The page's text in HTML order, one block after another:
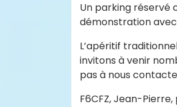
Un parking réservé
démonstration
L’apéritif
invitons à venir
pas à nous
F6CFZ, Jean-